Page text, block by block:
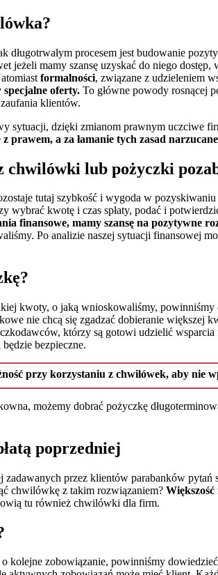
długotrwałym procesem jest budowanie
jeżeli mamy szansę uzyskać do niego
formalności, związane z udzieleniem
specjalne oferty. To główne powody rosnącej
klientów.
sytuacji, dzięki zmianom prawnym uczciwe
prawem, a za łamanie tych zasad
chwilówki lub pożyczki
tutaj szybkość i wygoda w
wybrać kwotę i czas spłaty, podać i
finansowe, mamy szansę na pozytywne
Po analizie naszej sytuacji
kwoty, o jaką wnioskowaliśmy,
nie chcą się zgadzać dobieranie większej
którzy są gotowi udzielić
bezpieczne.
przy korzystaniu z chwilówek, aby nie
możemy dobrać pożyczkę
poprzedniej
zadawanych przez klientów parabanków pytań
chwilówkę z takim rozwiązaniem?
tu również chwilówki dla firm.
kolejne zobowiązanie, powinniśmy